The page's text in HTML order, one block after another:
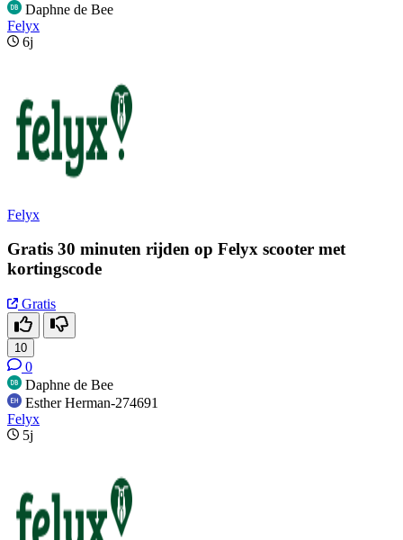
Daphne de Bee
Felyx
6j
Felyx
Gratis 30 minuten rijden op Felyx scooter met
kortingscode
Gratis
10
0
Daphne de Bee
Esther Herman-274691
Felyx
5j